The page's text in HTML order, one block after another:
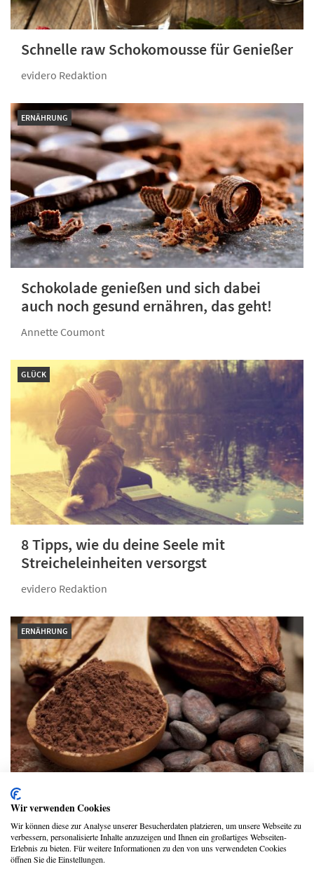
Schnelle raw Schokomousse für Genießer
evidero Redaktion
ERNÄHRUNG
Schokolade genießen und sich dabei
auch noch gesund ernähren, das geht!
Annette Coumont
GLÜCK
8 Tipps, wie du deine Seele mit
Streicheleinheiten versorgst
evidero Redaktion
ERNÄHRUNG
Das Wundermittel aus der Kakaobohne
glänzt durch Heilkraft und Glücksgefühle
Gina Capitoni
Wir verwenden Cookies
Wir können diese zur Analyse unserer Besucherdaten platzieren, um unsere Webseite zu
verbessern, personalisierte Inhalte anzuzeigen und Ihnen ein großartiges Webseiten-
Erlebnis zu bieten. Für weitere Informationen zu den von uns verwendeten Cookies
öffnen Sie die Einstellungen.